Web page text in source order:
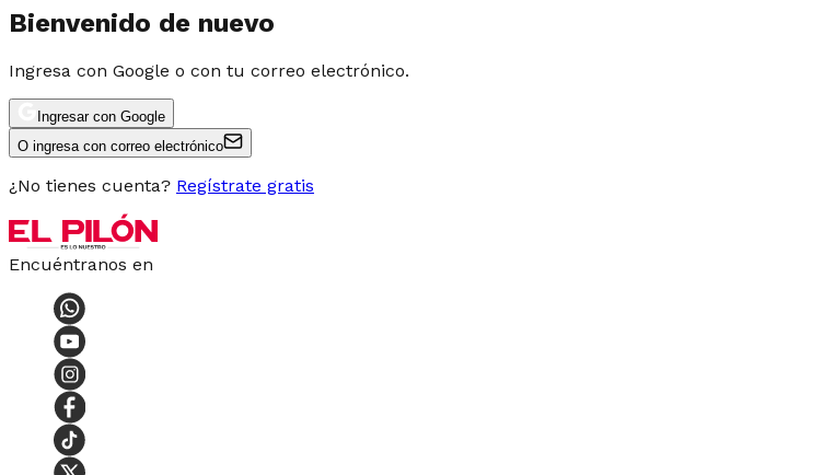
Bienvenido de nuevo
Ingresa con Google o con tu correo electrónico.
Ingresar con Google
O ingresa con correo electrónico
¿No tienes cuenta? Regístrate gratis
Encuéntranos en